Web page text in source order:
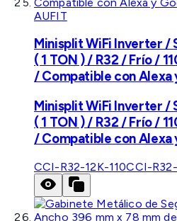
AUFIT
Minisplit WiFi Inverter /
( 1 TON ) / R32 / Frío /
/ Compatible con Alexa
Minisplit WiFi Inverter /
( 1 TON ) / R32 / Frío /
/ Compatible con Alexa
CCI-R32-12K-110CCI-